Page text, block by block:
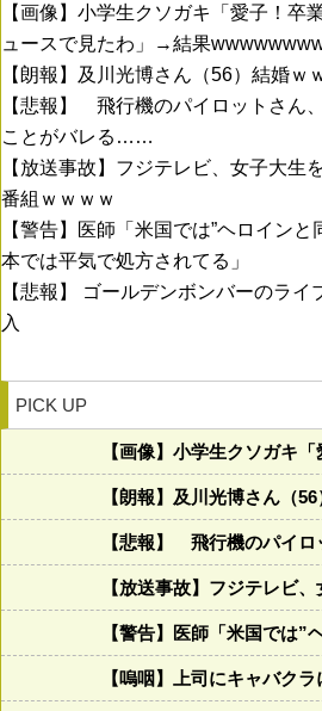
【画像】小学生クソガキ「愛子！
ュースで見たわ」→結果
【朗報】及川光博さん（56）結婚ｗ
【悲報】 飛行機のパイロットさん
ことがバレる……
【放送事故】フジテレビ、女子大生
番組ｗｗｗｗ
【警告】医師「米国では”ヘロインと
本では平気で処方されてる」
【悲報】 ゴールデンボンバーのラ
入
PICK UP
【画像】小学生クソガキ
【朗報】及川光博さん（
【悲報】 飛行機のパイ
【放送事故】フジテレビ
【警告】医師「米国では
【嗚咽】上司にキャバク